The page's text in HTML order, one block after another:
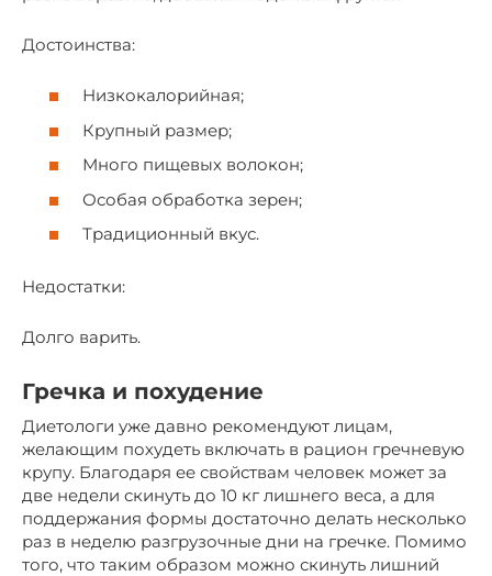
Достоинства:
Низкокалорийная;
Крупный размер;
Много пищевых волокон;
Особая обработка зерен;
Традиционный вкус.
Недостатки:
Долго варить.
Гречка и похудение
Диетологи уже давно рекомендуют лицам,
желающим похудеть включать в рацион гречневую
крупу. Благодаря ее свойствам человек может за
две недели скинуть до 10 кг лишнего веса, а для
поддержания формы достаточно делать несколько
раз в неделю разгрузочные дни на гречке. Помимо
того, что таким образом можно скинуть лишний